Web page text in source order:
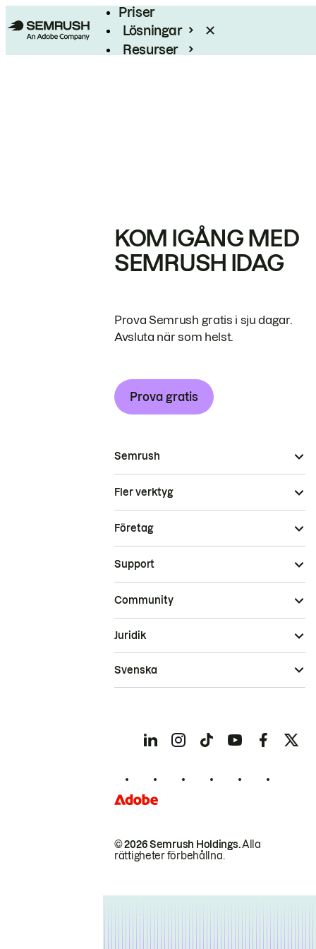
Priser
Lösningar
Resurser
KOM IGÅNG MED
SEMRUSH IDAG
Prova Semrush gratis i sju dagar.
Avsluta när som helst.
Prova gratis
Semrush
Fler verktyg
Företag
Support
Community
© 2026 Semrush Holdings.Alla
rättigheter förbehållna.
Juridik
Svenska